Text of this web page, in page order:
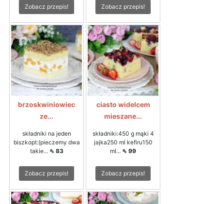
Zobacz przepis! Zobacz przepis!
brzoskwiniowiec
ze...
składniki na jeden
biszkopt:(pieczemy dwa
takie... ⇖ 83
Zobacz przepis!
ciasto widelcem
mieszane...
składniki:450 g mąki 4
jajka250 ml kefiru150
ml... ⇖ 99
Zobacz przepis!